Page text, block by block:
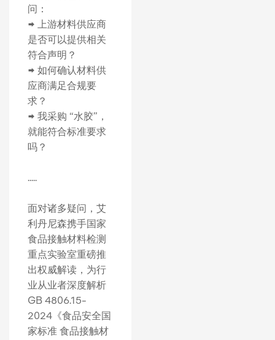
问：
➡️ 上游材料供应商
是否可以提供相关
符合声明？
➡️ 如何确认材料供
应商满足合规要
求？
➡️ 我采购 “水胶”，
就能符合标准要求
吗？
.....
面对诸多疑问，艾
利丹尼森携手国家
食品接触材料检测
重点实验室重磅推
出权威解读，为行
业从业者深度解析
GB 4806.15-
2024《食品安全国
家标准 食品接触材